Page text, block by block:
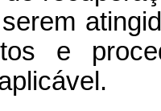
e